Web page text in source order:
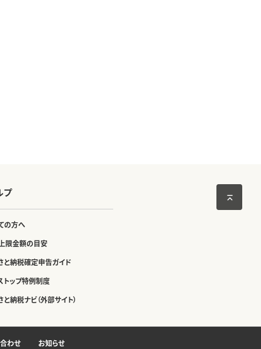
プ
の方へ
限金額の目安
と納税確定申告ガイド
トップ特例制度
と納税ナビ（外部サイト）
わせ お知らせ